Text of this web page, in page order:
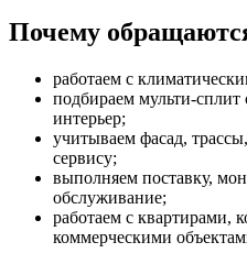
Почему
работаем с
подбираем мульти-
интерьер;
учитываем фасад,
сервису;
выполняем поставку,
обслуживание;
работаем с квартирами,
коммерческими